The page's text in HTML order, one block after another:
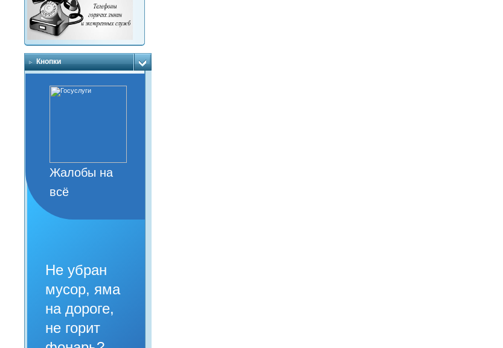
Кнопки
Жалобы на
всё
Не убран
мусор, яма
на дороге,
не горит